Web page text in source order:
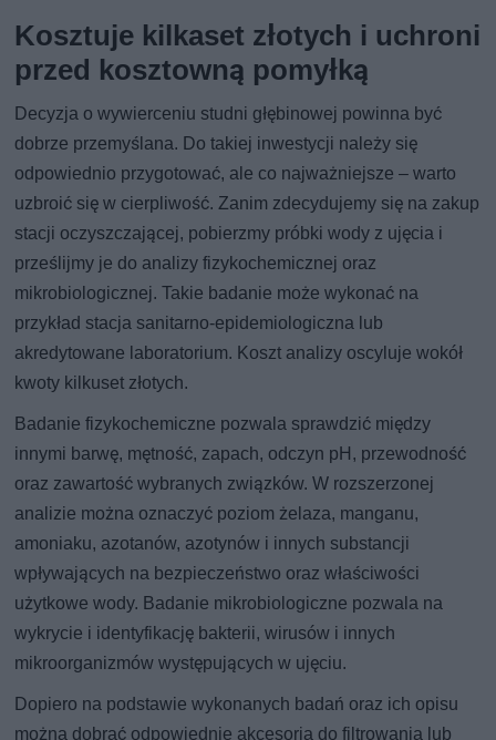
Kosztuje kilkaset złotych i uchroni
przed kosztowną pomyłką
Decyzja o wywierceniu studni głębinowej powinna być
dobrze przemyślana. Do takiej inwestycji należy się
odpowiednio przygotować, ale co najważniejsze – warto
uzbroić się w cierpliwość. Zanim zdecydujemy się na zakup
stacji oczyszczającej, pobierzmy próbki wody z ujęcia i
prześlijmy je do analizy fizykochemicznej oraz
mikrobiologicznej. Takie badanie może wykonać na
przykład stacja sanitarno-epidemiologiczna lub
akredytowane laboratorium. Koszt analizy oscyluje wokół
kwoty kilkuset złotych.
Badanie fizykochemiczne pozwala sprawdzić między
innymi barwę, mętność, zapach, odczyn pH, przewodność
oraz zawartość wybranych związków. W rozszerzonej
analizie można oznaczyć poziom żelaza, manganu,
amoniaku, azotanów, azotynów i innych substancji
wpływających na bezpieczeństwo oraz właściwości
użytkowe wody. Badanie mikrobiologiczne pozwala na
wykrycie i identyfikację bakterii, wirusów i innych
mikroorganizmów występujących w ujęciu.
Dopiero na podstawie wykonanych badań oraz ich opisu
można dobrać odpowiednie akcesoria do filtrowania lub